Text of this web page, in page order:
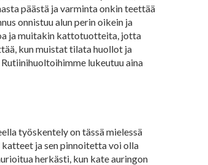
päästä ja varminta onkin teettää
onnistuu alun perin oikein ja
ja muitakin kattotuotteita, jotta
kun muistat tilata huollot ja
lukeutuu aina
työskentely on tässä mielessä
ja sen pinnoitetta voi olla
herkästi, kun kate auringon